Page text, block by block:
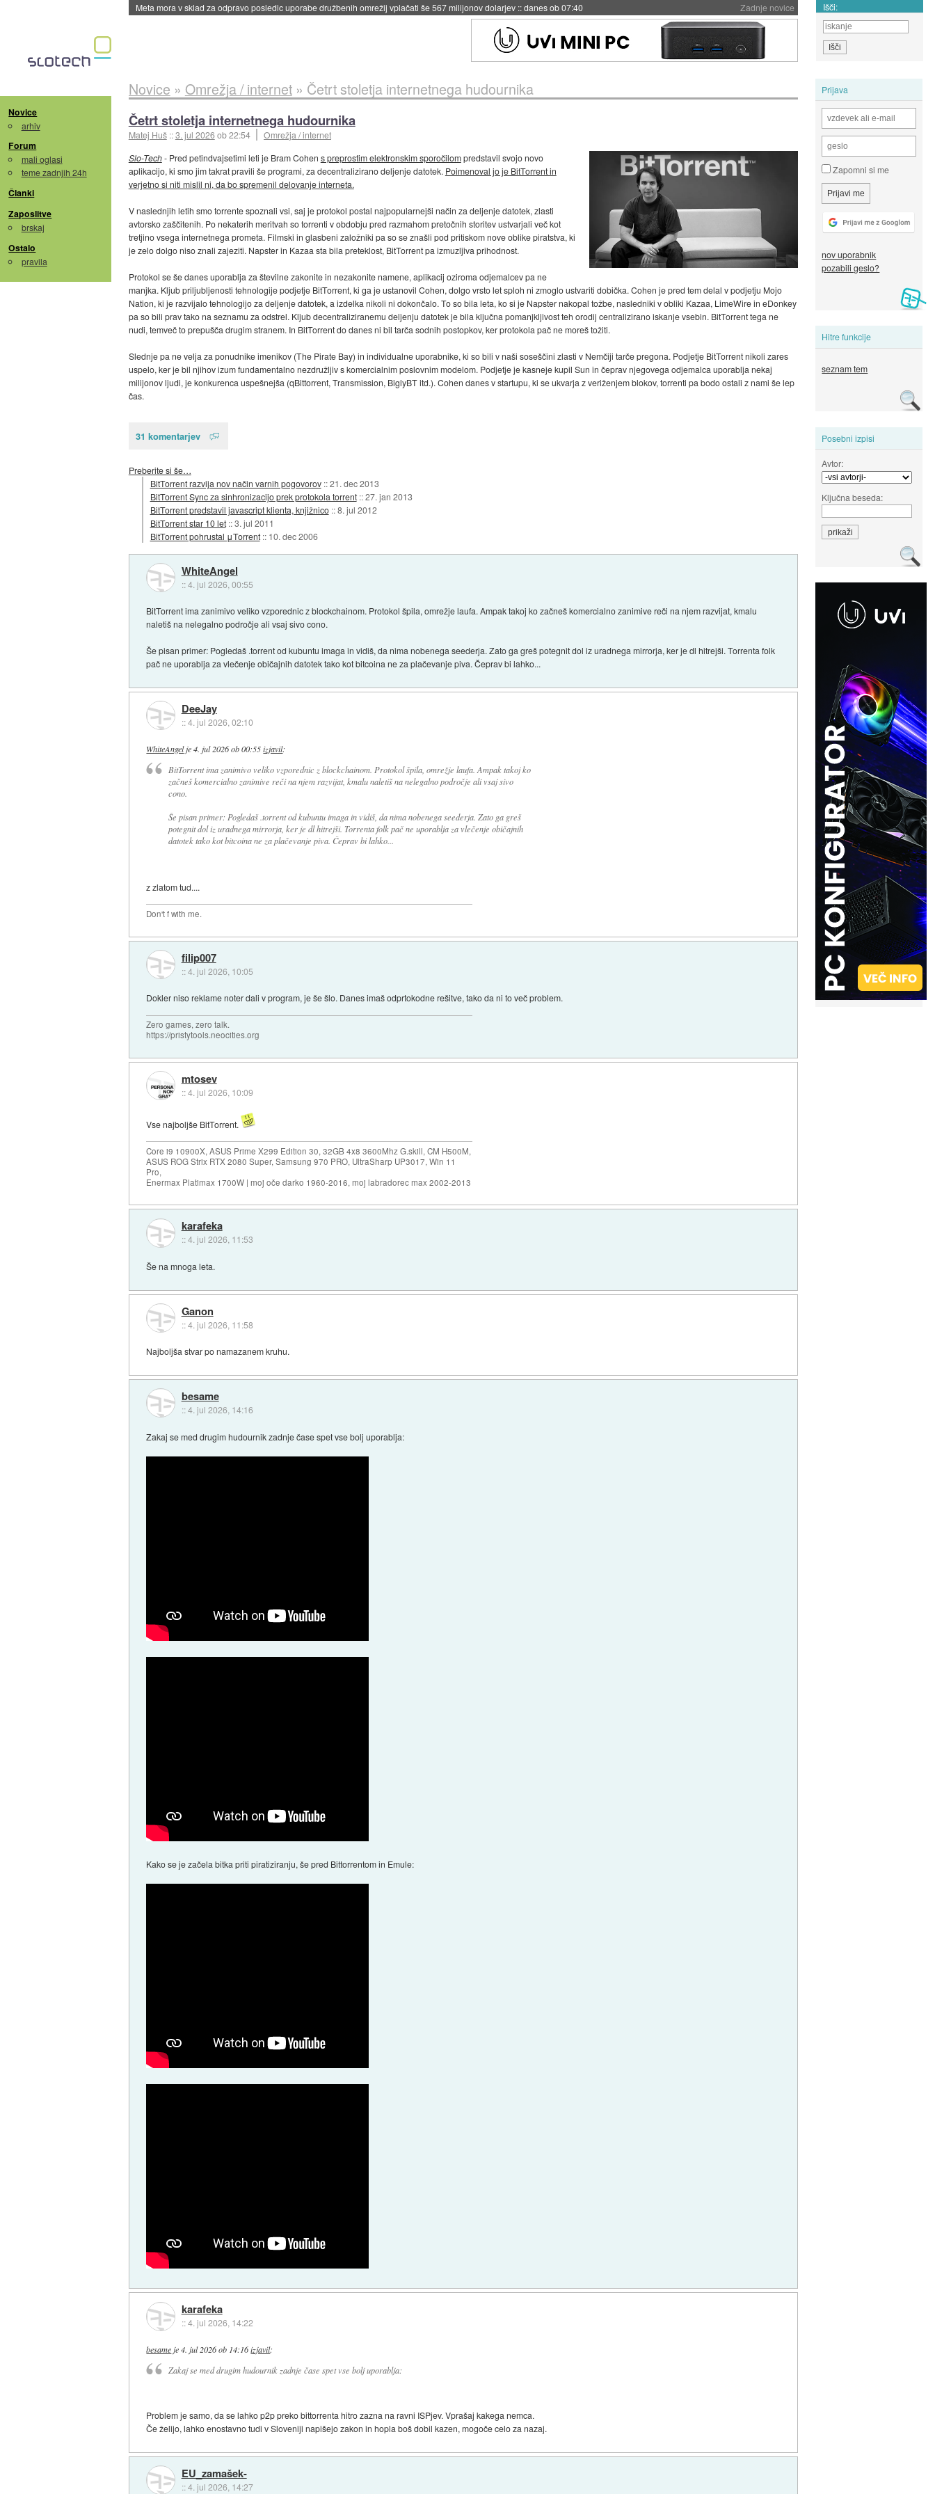
Zadnje novice
ByteDance trenira največji model umetne inteligence doslej::včeraj ob 21:37 Išči:
Novice
arhiv
Forum
mali oglasi
teme zadnjih 24h
Članki
Zaposlitve
brskaj
Ostalo
pravila
Prijava
Zapomni si me
nov uporabnik
pozabili geslo?
Hitre funkcije
seznam tem
Posebni izpisi
Avtor:
Ključna beseda:
Novice » Omrežja / internet» Četrt stoletja internetnega hudournika
Četrt stoletja internetnega hudournika
Matej Huš ::3. jul 2026ob 22:54
Omrežja / internet
Slo-Tech- Pred petindvajsetimi leti je Bram Cohen s preprostim elektronskim sporočilompredstavil svojo novo
aplikacijo, ki smo jim takrat pravili še programi, za decentralizirano deljenje datotek. Poimenoval jo je BitTorrent in
verjetno si niti mislil ni, da bo spremenil delovanje interneta.
V naslednjih letih smo torrente spoznali vsi, saj je protokol postal najpopularnejši način za deljenje datotek, zlasti
avtorsko zaščitenih. Po nekaterih meritvah so torrenti v obdobju pred razmahom pretočnih storitev ustvarjali več kot
tretjino vsega internetnega prometa. Filmski in glasbeni založniki pa so se znašli pod pritiskom nove oblike piratstva, ki
je zelo dolgo niso znali zajeziti. Napster in Kazaa sta bila preteklost, BitTorrent pa izmuzljiva prihodnost.
Protokol se še danes uporablja za številne zakonite in nezakonite namene, aplikacij oziroma odjemalcev pa ne
manjka. Kljub priljubljenosti tehnologije podjetje BitTorrent, ki ga je ustanovil Cohen, dolgo vrsto let sploh ni zmoglo ustvariti dobička. Cohen je pred tem delal v podjetju Mojo
Nation, ki je razvijalo tehnologijo za deljenje datotek, a izdelka nikoli ni dokončalo. To so bila leta, ko si je Napster nakopal tožbe, nasledniki v obliki Kazaa, LimeWire in eDonkey
pa so bili prav tako na seznamu za odstrel. Kljub decentraliziranemu deljenju datotek je bila ključna pomanjkljivost teh orodij centralizirano iskanje vsebin. BitTorrent tega ne
nudi, temveč to prepušča drugim stranem. In BitTorrent do danes ni bil tarča sodnih postopkov, ker protokola pač ne moreš tožiti.
Slednje pa ne velja za ponudnike imenikov (The Pirate Bay) in individualne uporabnike, ki so bili v naši soseščini zlasti v Nemčiji tarče pregona. Podjetje BitTorrent nikoli zares
uspelo, ker je bil njihov izum fundamentalno nezdružljiv s komercialnim poslovnim modelom. Podjetje je kasneje kupil Sun in čeprav njegovega odjemalca uporablja nekaj
milijonov ljudi, je konkurenca uspešnejša (qBittorrent, Transmission, BiglyBT itd.). Cohen danes v startupu, ki se ukvarja z veriženjem blokov, torrenti pa bodo ostali z nami še lep
čas.
31 komentarjev
Preberite si še…
BitTorrent razvija nov način varnih pogovorov ::21. dec 2013
BitTorrent Sync za sinhronizacijo prek protokola torrent ::27. jan 2013
BitTorrent predstavil javascript klienta, knjižnico ::8. jul 2012
BitTorrent star 10 let ::3. jul 2011
BitTorrent pohrustal μTorrent :: 10. dec 2006
WhiteAngel
::4. jul 2026, 00:55
BitTorrent ima zanimivo veliko vzporednic z blockchainom. Protokol špila, omrežje laufa. Ampak takoj ko začneš komercialno zanimive reči na njem razvijat, kmalu
naletiš na nelegalno področje ali vsaj sivo cono.
Še pisan primer: Pogledaš .torrent od kubuntu imaga in vidiš, da nima nobenega seederja. Zato ga greš potegnit dol iz uradnega mirrorja, ker je dl hitrejši. Torrenta folk
pač ne uporablja za vlečenje običajnih datotek tako kot bitcoina ne za plačevanje piva. Čeprav bi lahko...
DeeJay
::4. jul 2026, 02:10
WhiteAngelje4. jul 2026 ob 00:55 izjavil:
BitTorrent ima zanimivo veliko vzporednic z blockchainom. Protokol špila, omrežje laufa. Ampak takoj ko
začneš komercialno zanimive reči na njem razvijat, kmalu naletiš na nelegalno področje ali vsaj sivo
cono.
Še pisan primer: Pogledaš .torrent od kubuntu imaga in vidiš, da nima nobenega seederja. Zato ga greš
potegnit dol iz uradnega mirrorja, ker je dl hitrejši. Torrenta folk pač ne uporablja za vlečenje običajnih
datotek tako kot bitcoina ne za plačevanje piva. Čeprav bi lahko...
z zlatom tud....
Don't f with me.
filip007
::4. jul 2026, 10:05
Dokler niso reklame noter dali v program, je še šlo. Danes imaš odprtokodne rešitve, tako da ni to več problem.
Zero games, zero talk.
https://pristytools.neocities.org
mtosev
::4. jul 2026, 10:09
Vse najboljše BitTorrent.
Core i9 10900X, ASUS Prime X299 Edition 30, 32GB 4x8 3600Mhz G.skill, CM H500M,
ASUS ROG Strix RTX 2080 Super, Samsung 970 PRO, UltraSharp UP3017, Win 11
Pro,
Enermax Platimax 1700W | moj oče darko 1960-2016, moj labradorec max 2002-2013
karafeka
::4. jul 2026, 11:53
Še na mnoga leta.
Ganon
::4. jul 2026, 11:58
Najboljša stvar po namazanem kruhu.
besame
::4. jul 2026, 14:16
Zakaj se med drugim hudournik zadnje čase spet vse bolj uporablja:
Kako se je začela bitka priti piratiziranju, še pred Bittorrentom in Emule:
karafeka
::4. jul 2026, 14:22
besame je4. jul 2026 ob 14:16 izjavil:
Zakaj se med drugim hudournik zadnje čase spet vse bolj uporablja:
Problem je samo, da se lahko p2p preko bittorrenta hitro zazna na ravni ISPjev. Vprašaj kakega nemca.
Če želijo, lahko enostavno tudi v Sloveniji napišejo zakon in hopla boš dobil kazen, mogoče celo za nazaj.
EU_zamašek-
::4. jul 2026, 14:27